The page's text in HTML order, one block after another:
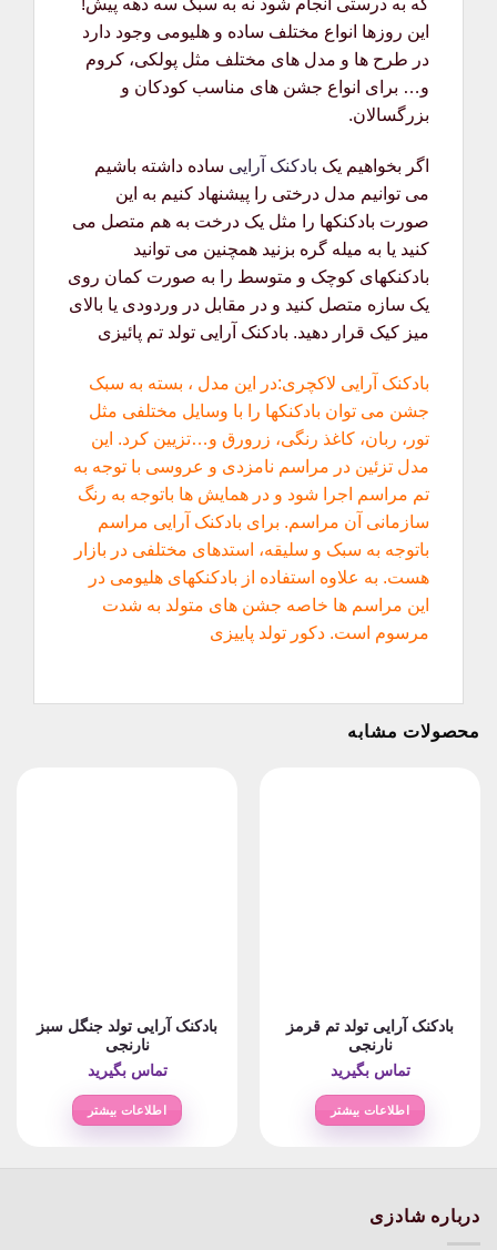
که به درستی انجام شود نه به سبک سه دهه پیش!
این روزها انواع مختلف ساده و هلیومی وجود دارد
در طرح ها و مدل های مختلف مثل پولکی، کروم
و… برای انواع جشن های مناسب کودکان و
بزرگسالان.
اگر بخواهیم یک بادکنک آرایی ساده داشته باشیم
می توانیم مدل درختی را پیشنهاد کنیم به این
صورت بادکنکها را مثل یک درخت به هم متصل می
کنید یا به میله گره بزنید همچنین می توانید
بادکنکهای کوچک و متوسط را به صورت کمان روی
یک سازه متصل کنید و در مقابل در وردودی یا بالای
میز کیک قرار دهید. بادکنک آرایی تولد تم پائیزی
بادکنک آرایی لاکچری:در این مدل ، بسته به سبک
جشن می توان بادکنکها را با وسایل مختلفی مثل
تور، ربان، کاغذ رنگی، زرورق و…تزیین کرد. این
مدل تزئین در مراسم نامزدی و عروسی با توجه به
تم مراسم اجرا شود و در همایش ها باتوجه به رنگ
سازمانی آن مراسم. برای بادکنک آرایی مراسم
باتوجه به سبک و سلیقه، استدهای مختلفی در بازار
هست. به علاوه استفاده از بادکنکهای هلیومی در
این مراسم ها خاصه جشن های متولد به شدت
مرسوم است. دکور تولد پاییزی
محصولات مشابه
بادکنک آرایی تولد تم قرمز
نارنجی
تماس بگیرید
اطلاعات بیشتر
بادکنک آرایی تولد جنگل سبز
نارنجی
تماس بگیرید
اطلاعات بیشتر
درباره شادزی